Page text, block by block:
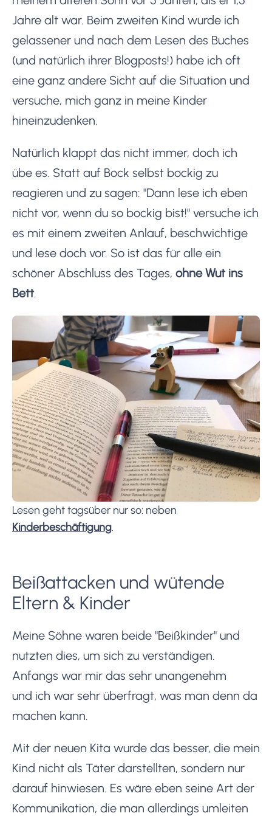
Jahre alt war. Beim zweiten Kind wurde ich
gelassener und nach dem Lesen des Buches
(und natürlich ihrer Blogposts!) habe ich oft
eine ganz andere Sicht auf die Situation und
versuche, mich ganz in meine Kinder
hineinzudenken.
Natürlich klappt das nicht immer, doch ich
übe es. Statt auf Bock selbst bockig zu
reagieren und zu sagen: "Dann lese ich eben
nicht vor, wenn du so bockig bist!" versuche ich
es mit einem zweiten Anlauf, beschwichtige
und lese doch vor. So ist das für alle ein
schöner Abschluss des Tages, ohne Wut ins
Bett.
Lesen geht tagsüber nur so: neben
Kinderbeschäftigung.
Beißattacken und wütende
Eltern & Kinder
Meine Söhne waren beide "Beißkinder" und
nutzten dies, um sich zu verständigen.
Anfangs war mir das sehr unangenehm
und ich war sehr überfragt, was man denn da
machen kann.
Mit der neuen Kita wurde das besser, die mein
Kind nicht als Täter darstellten, sondern nur
darauf hinwiesen. Es wäre eben seine Art der
Kommunikation, die man allerdings umleiten